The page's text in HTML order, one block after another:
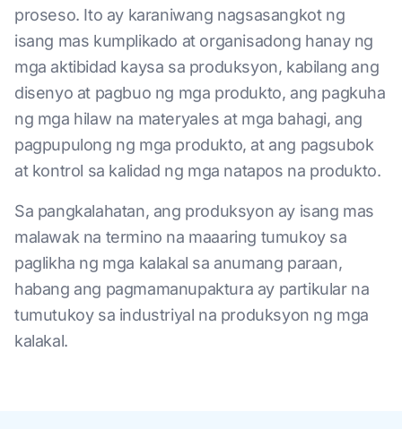
proseso. Ito ay karaniwang nagsasangkot ng
isang mas kumplikado at organisadong hanay ng
mga aktibidad kaysa sa produksyon, kabilang ang
disenyo at pagbuo ng mga produkto, ang pagkuha
ng mga hilaw na materyales at mga bahagi, ang
pagpupulong ng mga produkto, at ang pagsubok
at kontrol sa kalidad ng mga natapos na produkto.
Sa pangkalahatan, ang produksyon ay isang mas
malawak na termino na maaaring tumukoy sa
paglikha ng mga kalakal sa anumang paraan,
habang ang pagmamanupaktura ay partikular na
tumutukoy sa industriyal na produksyon ng mga
kalakal.